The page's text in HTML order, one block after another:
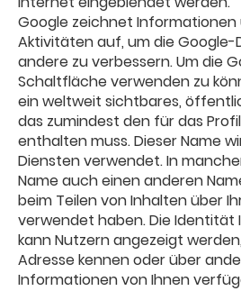
Google zeichnet Informationen
Aktivitäten auf, um die Google-
andere zu verbessern. Um die
Schaltfläche verwenden zu
ein weltweit sichtbares,
das zumindest den für das
enthalten muss. Dieser Name
Diensten verwendet. In
Name auch einen anderen
beim Teilen von Inhalten über
verwendet haben. Die Identität
kann Nutzern angezeigt
Adresse kennen oder über
Informationen von Ihnen